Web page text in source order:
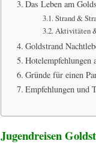
Das Leben am
Strand &
Aktivitäten
Goldstrand
Hotelempfehlungen
Gründe für einen
Empfehlungen und
Jugendreisen